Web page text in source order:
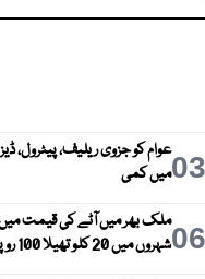
03عوام کو جزوی ریلیف، پیٹرول،
میں کمی
06ملک بھر میں آٹے کی قیمت
شہروں میں 20 کلو تھیلا 100 روپے تک مہنگا